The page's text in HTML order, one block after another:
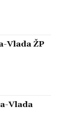
Vlada ŽP
Vlada